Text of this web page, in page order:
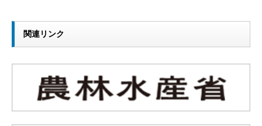
関連リンク